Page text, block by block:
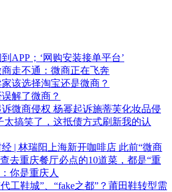
APP；‘网购安装接单平台’
走不通：微商正在飞奔
该选择淘宝还是微商？
解了微商？
微商侵权 杨幂起诉施蒂芙化妆品侵
太搞笑了，这抵债方式刷新我的认
| 林瑞阳上海新开咖啡店 此前“微商
去重庆餐厅必点的10道菜，都是“重
你是重庆人
工鞋城”、“fake之都”？莆田鞋转型需